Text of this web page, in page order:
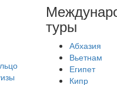
туры
Абхазия
Вьетнам
Египет
Кипр